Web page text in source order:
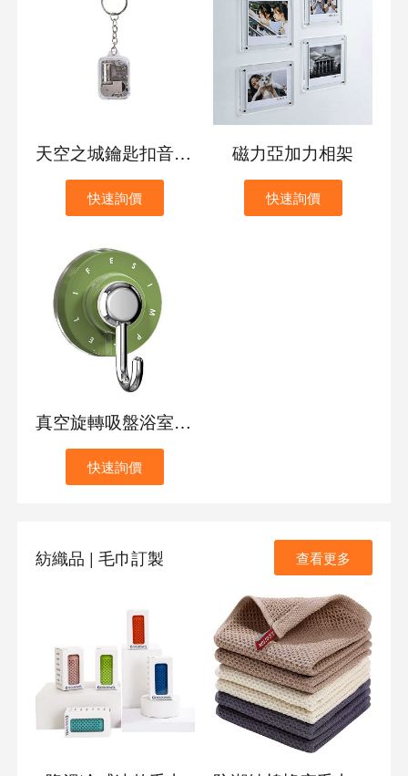
天空之城鑰匙扣音樂盒
快速詢價
磁力亞加力相架
快速詢價
真空旋轉吸盤浴室掛鉤
快速詢價
紡織品 | 毛巾訂製 查看更多